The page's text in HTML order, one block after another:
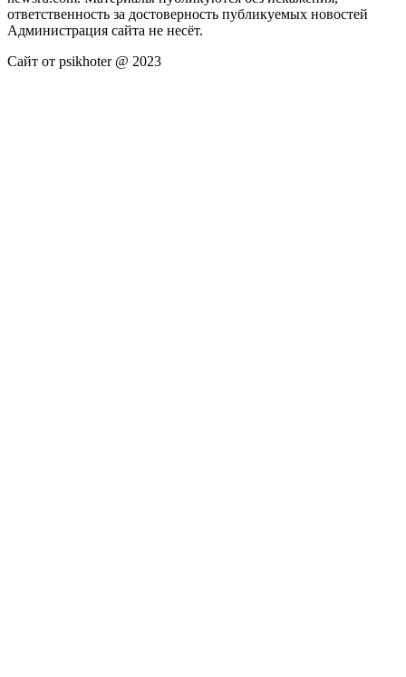
ответственность за достоверность публикуемых новостей
Администрация сайта не несёт.
Сайт от psikhoter @ 2023